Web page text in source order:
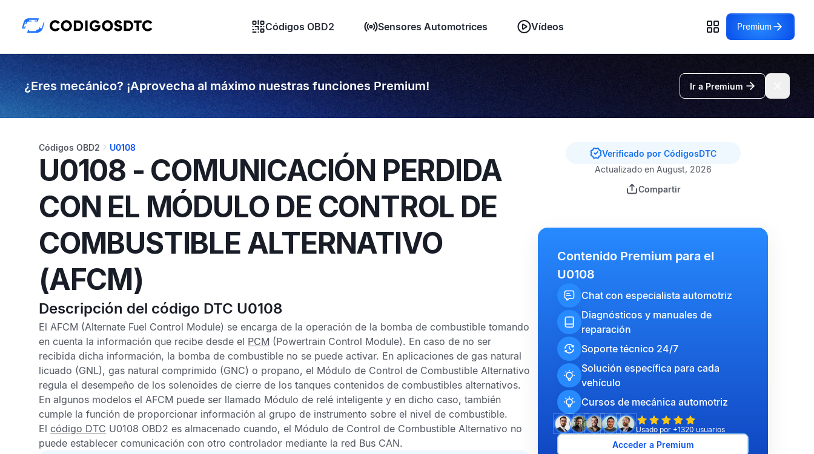
Códigos OBD2 Sensores Automotrices Vídeos Premium
¿Eres mecánico? ¡Aprovecha al máximo nuestras funciones Premium! Ir a Premium
Códigos OBD2 U0108
U0108 - COMUNICACIÓN PERDIDA
CON EL MÓDULO DE CONTROL DE
COMBUSTIBLE ALTERNATIVO
(AFCM)
Descripción del código DTC U0108
El AFCM (Alternate Fuel Control Module) se encarga de la operación de la bomba de combustible tomando
en cuenta la información que recibe desde el PCM (Powertrain Control Module). En caso de no ser
recibida dicha información, la bomba de combustible no se puede activar. En aplicaciones de gas natural
licuado (GNL), gas natural comprimido (GNC) o propano, el Módulo de Control de Combustible Alternativo
regula el desempeño de los solenoides de cierre de los tanques contenidos de combustibles alternativos.
En algunos modelos el AFCM puede ser llamado Módulo de relé inteligente y en dicho caso, también
cumple la función de proporcionar información al grupo de instrumento sobre el nivel de combustible.
El código DTC U0108 OBD2 es almacenado cuando, el Módulo de Control de Combustible Alternativo no
puede establecer comunicación con otro controlador mediante la red Bus CAN.
Verificado por CódigosDTC
Actualizado en August, 2026
Compartir
Contenido Premium para el
U0108
Chat con especialista automotriz
Diagnósticos y manuales de
reparación
Soporte técnico 24/7
Solución específica para cada
vehículo
Cursos de mecánica automotriz
Usado por +1320 usuarios
Acceder a Premium